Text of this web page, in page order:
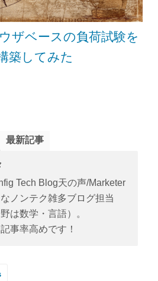
ザベースの負荷試験を
築してみた
最新記事
Tech Blog天の声/Marketer
ノンテク雑多ブログ担当
は数学・言語）。
事率高めです！